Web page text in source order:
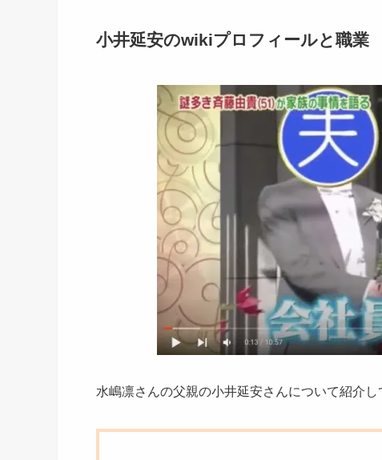
小井延安のwikiプロフィールと職業
水嶋凛さんの父親の小井延安さんについて紹介し